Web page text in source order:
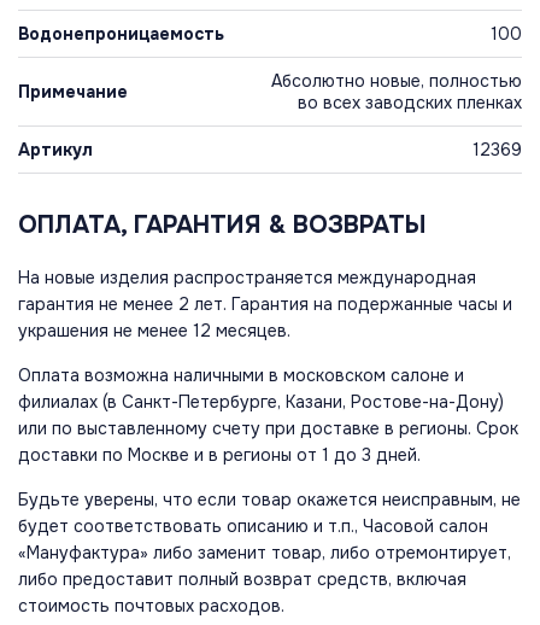
Водонепроницаемость 100
Примечание
Абсолютно новые, полностью
во всех заводских пленках
Артикул 12369
ОПЛАТА, ГАРАНТИЯ & ВОЗВРАТЫ
На новые изделия распространяется международная
гарантия не менее 2 лет. Гарантия на подержанные часы и
украшения не менее 12 месяцев.
Оплата возможна наличными в московском салоне и
филиалах (в Санкт-Петербурге, Казани, Ростове-на-Дону)
или по выставленному счету при доставке в регионы. Срок
доставки по Москве и в регионы от 1 до 3 дней.
Будьте уверены, что если товар окажется неисправным, не
будет соответствовать описанию и т.п., Часовой салон
«Мануфактура» либо заменит товар, либо отремонтирует,
либо предоставит полный возврат средств, включая
стоимость почтовых расходов.